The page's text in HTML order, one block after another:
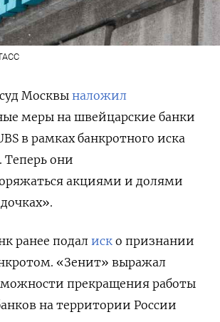
Москвы наложил
меры на швейцарские банки
в рамках банкротного иска
Теперь они
акциями и долями
ранее подал иск о признании
«Зенит» выражал
прекращения работы
на территории России